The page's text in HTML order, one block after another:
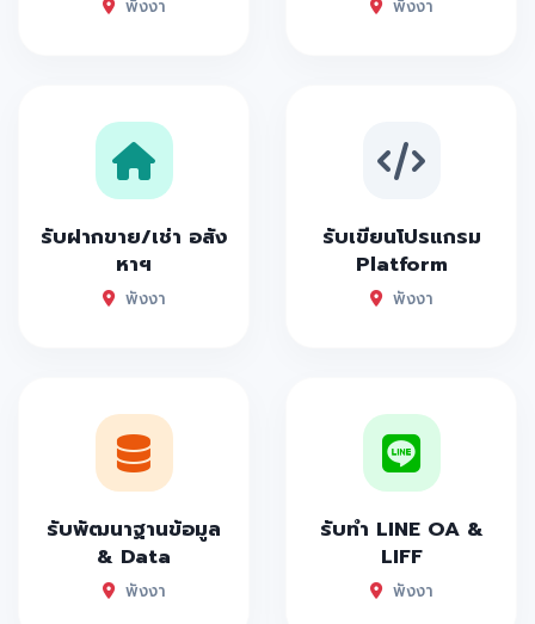
พังงา พังงา
รับฝากขาย/เช่า อสัง
หาฯ
พังงา
รับเขียนโปรแกรม
Platform
พังงา
รับพัฒนาฐานข้อมูล
& Data
พังงา
รับทำ LINE OA &
LIFF
พังงา